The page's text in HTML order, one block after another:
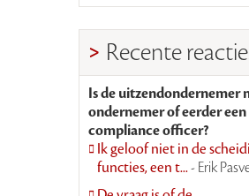
Recente
Is de uitzendondernemer
ondernemer of eerder een
compliance officer?
Ik geloof niet in de
functies, een t...- Erik